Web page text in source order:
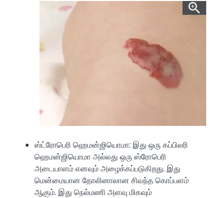
ஸ்ட்ரோபெரி ஹெமன்ஜியொமா: இது ஒரு கப்பிலரி
ஹெமன்ஜியொமா அல்லது ஒரு ஸ்ரோபெரி
அடையாளம் எனவும் அழைக்கப்படுகிறது. இது
மென்மையான தோலினாலான சிவந்த கொப்பளம்
ஆகும். இது நெல்மணி அளவு மிகவும்